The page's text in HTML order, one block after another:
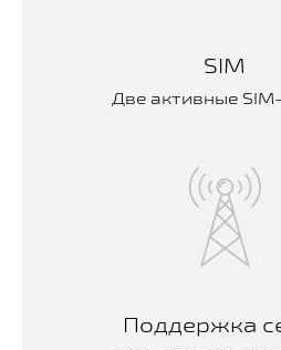
SIM
Две активные
Поддержка